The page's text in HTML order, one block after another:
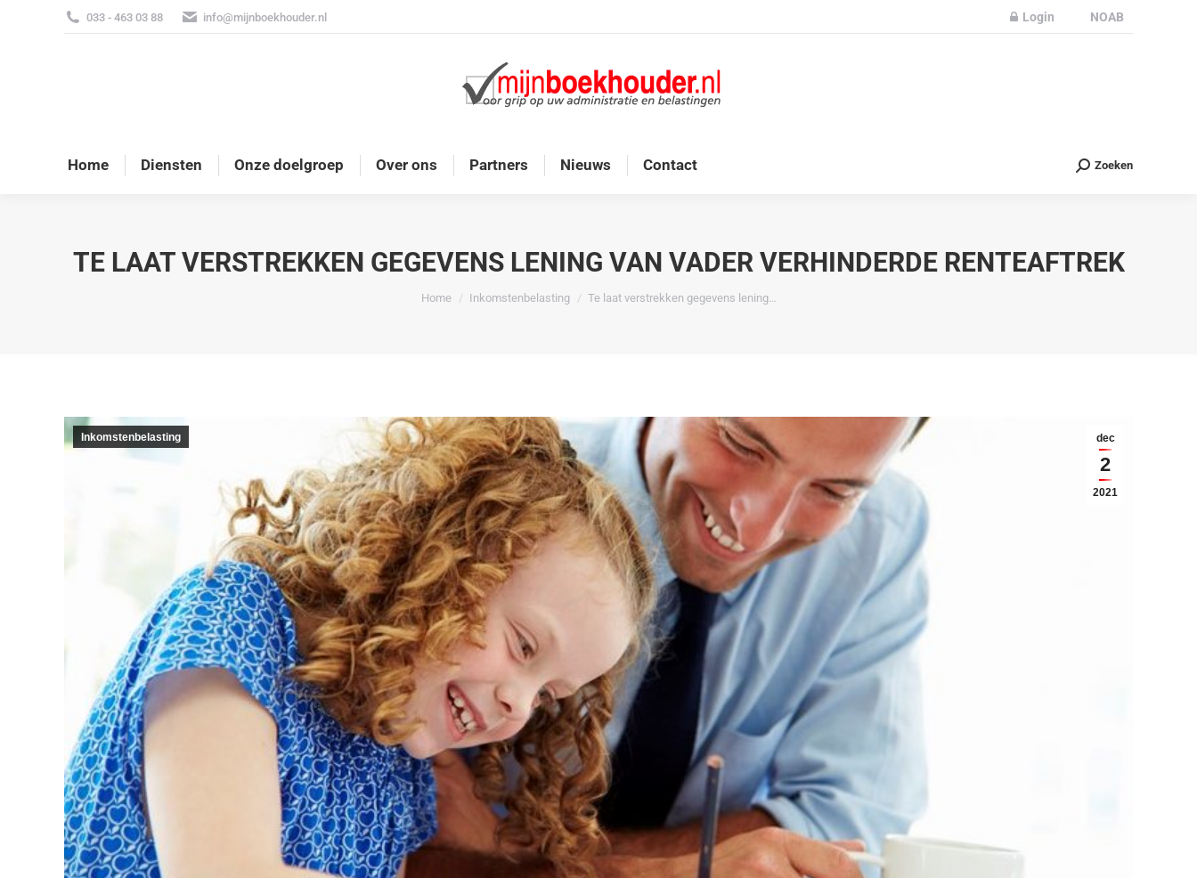
033 - 463 03 88 info@mijnboekhouder.nl Login NOAB
Home Diensten Onze doelgroep Over ons Partners Nieuws Contact Zoeken
TE LAAT VERSTREKKEN GEGEVENS LENING VAN VADER VERHINDERDE RENTEAFTREK
Je bent hier:
Home Inkomstenbelasting Te laat verstrekken gegevens lening…
dec
2
2021
Inkomstenbelasting
Home Diensten Onze doelgroep Over ons Partners Nieuws Contact Zoeken